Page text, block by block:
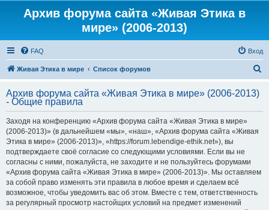
Архив форума сайта «Живая Этика в
мире» (2006-2013)
FAQ Вход
Живая Этика в мире Список форумов
с
Архив форума сайта «Живая Этика в мире» (2006-2013)
- Общие правила
Заходя на конференцию «Архив форума сайта «Живая Этика в мире»
(2006-2013)» (в дальнейшем «мы», «наш», «Архив форума сайта «Живая
Этика в мире» (2006-2013)», «https://forum.lebendige-ethik.net»), вы
подтверждаете своё согласие со следующими условиями. Если вы не
согласны с ними, пожалуйста, не заходите и не пользуйтесь форумами
«Архив форума сайта «Живая Этика в мире» (2006-2013)». Мы оставляем
за собой право изменять эти правила в любое время и сделаем всё
возможное, чтобы уведомить вас об этом. Вместе с тем, ответственность
за регулярный просмотр настойщих условий на предмет изменений